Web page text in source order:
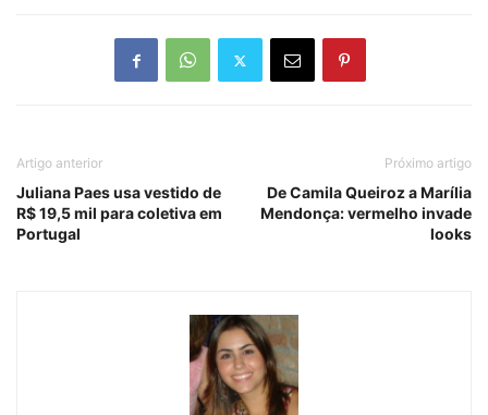
Artigo anterior
Juliana Paes usa vestido de
R$ 19,5 mil para coletiva em
Portugal
Próximo artigo
De Camila Queiroz a Marília
Mendonça: vermelho invade
looks